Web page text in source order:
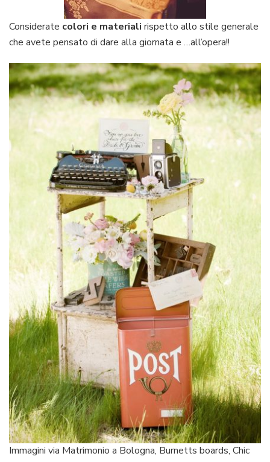
Considerate colori e materiali rispetto allo stile generale
che avete pensato di dare alla giornata e …all’opera!!
Immagini via Matrimonio a Bologna, Burnetts boards, Chic